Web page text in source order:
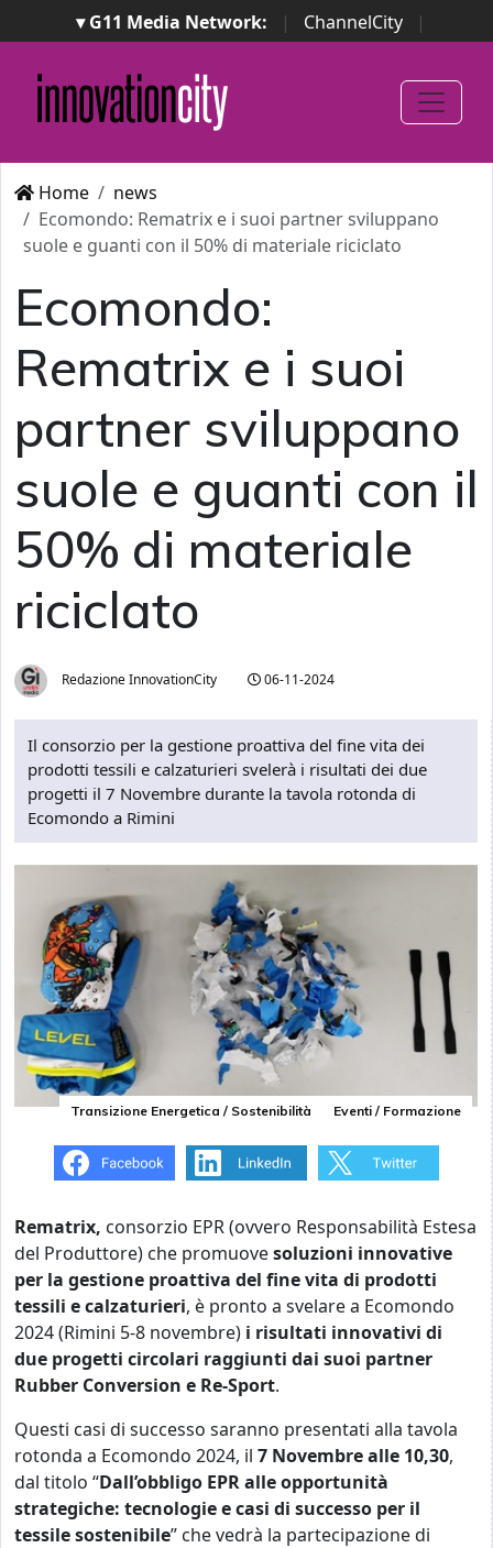
▾ G11 Media Network: | ChannelCity
|
ImpresaCity | SecurityOpenLab | Italian Channel
Awards
Italian Project Awards
Italian Security
Awards
Home
news
Ecomondo: Rematrix e i suoi partner sviluppano
suole e guanti con il 50% di materiale riciclato
Ecomondo:
Rematrix e i suoi
partner sviluppano
suole e guanti con il
50% di materiale
riciclato
Redazione InnovationCity 06-11-2024
Il consorzio per la gestione proattiva del fine vita dei
prodotti tessili e calzaturieri svelerà i risultati dei due
progetti il 7 Novembre durante la tavola rotonda di
Ecomondo a Rimini
Transizione Energetica / Sostenibilità Eventi / Formazione
Rematrix, consorzio EPR (ovvero Responsabilità Estesa
del Produttore) che promuovesoluzioni innovative
per la gestione proattiva del fine vita di prodotti
tessili e calzaturieri, è pronto a svelare a Ecomondo
2024 (Rimini 5-8 novembre) i risultati innovativi di
due progetti circolari raggiunti dai suoi partner
Rubber Conversion e Re-Sport.
Questi casi di successo saranno presentati alla tavola
rotonda a Ecomondo 2024, il 7 Novembre alle 10,30,
dal titolo “Dall’obbligo EPR alle opportunità
strategiche: tecnologie e casi di successo per il
tessile sostenibile” che vedrà la partecipazione di